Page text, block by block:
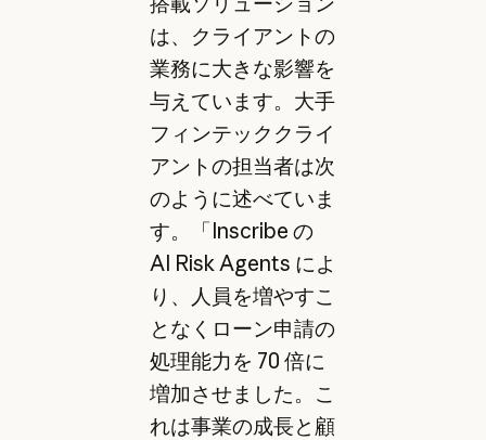
は、クライアントの
業務に大きな影響を
与えています。大手
フィンテッククライ
アントの担当者は次
のように述べていま
す。「Inscribe の
AI Risk Agents によ
り、人員を増やすこ
となくローン申請の
処理能力を 70 倍に
増加させました。こ
れは事業の成長と顧